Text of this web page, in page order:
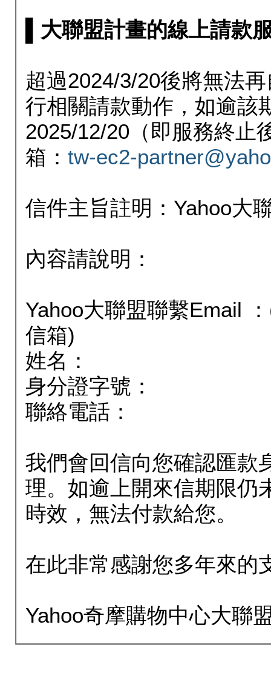
▌大聯盟計畫的線上請款
超過2024/3/20後將無法
行相關請款動作，如逾該
2025/12/20（即服務終止
箱： tw-ec2-
信件主旨註明：Yahoo大
內容請說明：
Yahoo大聯盟聯繫Email
信箱)
姓名：
身分證字號：
聯絡電話：
我們會回信向您確認匯款
理。如逾上開來信期限仍
時效，無法付款給您。
在此非常感謝您多年來的
Yahoo奇摩購物中心大